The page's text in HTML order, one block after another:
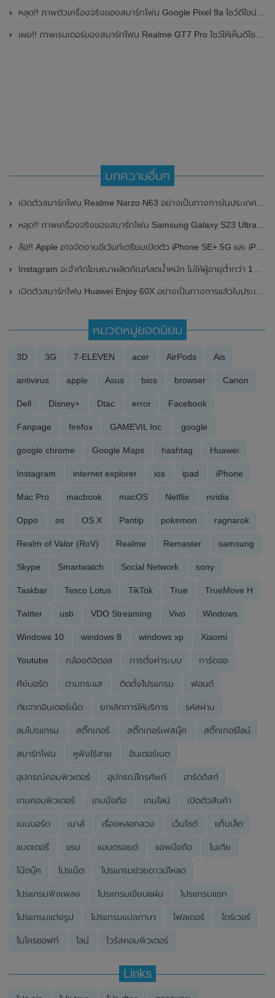
หลุด!! ภาพตัวเครื่องจริงของสมาร์ทโฟน Google Pixel 9a โชว์ดีไซน์ใหม่ กล้องหลังแบนราบ ไม่มีกรอบของกล้องแล้ว
เผย!! ภาพเรนเดอร์ของสมาร์ทโฟน Realme GT7 Pro โชว์ให้เห็นดีไซน์ใหม่ พร้อมเผยรายละเอียดสเปกที่สำคัญบางส่วน
บทความอื่นๆ
เปิดตัวสมาร์ทโฟน Realme Narzo N63 อย่างเป็นทางการในประเทศอินเดีย มาพร้อมดีไซน์ฝาหลังหนังวีแกน , หน้าจอแสดงผล 6.74 นิ้ว / 90Hz , ชิปเซ็ต UNISOC T612 และแบตเตอรี่ 5,000mAh
หลุด!! ภาพเครื่องจริงของสมาร์ทโฟน Samsung Galaxy S23 Ultra พร้อมกล่องแบบทุกสี
ลือ!! Apple อาจจัดงานอีเว้นท์เตรียมเปิดตัว iPhone SE+ 5G และ iPad Air 5 และ Mac รุ่นใหม่ในวันที่ 8 มีนาคม 2022 นี้
Instagram จะจำกัดโฆษณาผลิตภัณฑ์ลดน้ำหนัก ไม่ให้ผู้อายุต่ำกว่า 18 เห็น
เปิดตัวสมาร์ทโฟน Huawei Enjoy 60X อย่างเป็นทางการแล้วในประเทศจีน มาพร้อมแบตเตอรี่ขนาดใหญ่ 7,000mAh
หมวดหมู่ยอดนิยม
3D 3G 7-ELEVEN acer AirPods Ais
antivirus apple Asus bios browser Canon
Dell Disney+ Dtac error Facebook
Fanpage firefox GAMEVIL Inc. google
google chrome Google Maps hashtag Huawei
Instagram internet explorer ios ipad iPhone
Mac Pro macbook macOS Netflix nvidia
Oppo os OS X Pantip pokemon ragnarok
Realm of Valor (RoV) Realme Remaster samsung
Skype Smartwatch Social Network sony
Taskbar Tesco Lotus TikTok True TrueMove H
Twitter usb VDO Streaming Vivo Windows
Windows 10 windows 8 windows xp Xiaomi
Youtube กล้องดิจิตอล การตั้งค่าระบบ การ์ดจอ
คีย์บอร์ด ตามกระแส ติดตั้งโปรแกรม ฟอนต์
ภัยจากอินเตอร์เน็ต ยกเลิกการให้บริการ รหัสผ่าน
ลบโปรแกรม สติ๊กเกอร์ สติ๊กเกอร์เฟสบุ๊ค สติ๊กเกอร์ไลน์
สมาร์ทโฟน หูฟังไร้สาย อินเตอร์เนต
อุปกรณ์คอมพิวเตอร์ อุปกรณ์โทรศัพท์ ฮาร์ดดิสก์
เกมคอมพิวเตอร์ เกมมือถือ เกมไลน์ เปิดตัวสินค้า
เมนบอร์ด เมาส์ เรื่องหลอกลวง เว็บไซต์ แท็บเล็ต
แบตเตอรี่ แรม แอนดรอยด์ แอพมือถือ โนเกีย
โน๊ตบุ๊ค โปรเน็ต โปรแกรมช่วยดาวน์โหลด
โปรแกรมฟังเพลง โปรแกรมเขียนแผ่น โปรแกรมแชท
โปรแกรมแต่งรูป โปรแกรมแปลภาษา โฟลเดอร์ ไดร์เวอร์
ไมโครซอฟท์ ไลน์ ไวรัสคอมพิวเตอร์
Links